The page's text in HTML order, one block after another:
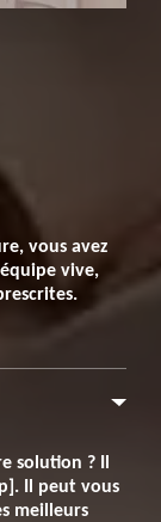
vous avez
vive,
solution ? Il
Il peut vous
meilleurs